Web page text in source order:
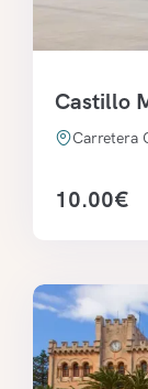
Castillo
Carretera
10.00€